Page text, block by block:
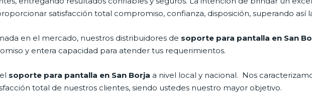
satisfacción total compromiso, confianza, disposición, superando así
en el mercado, nuestros distribuidores de soporte para pantalla en San
y entera capacidad para atender tus requerimientos.
soporte para pantalla en San Borja a nivel local y nacional. Nos
total de nuestros clientes, siendo ustedes nuestro mayor objetivo.